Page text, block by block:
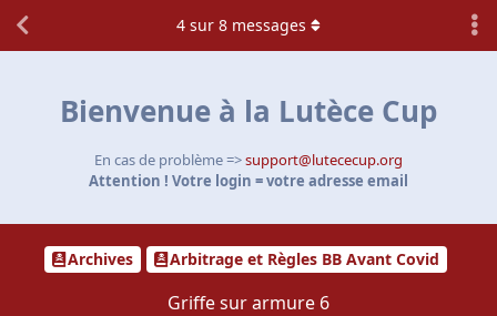
Bienvenue à la Lutèce Cup
En cas de problème =>support@lutececup.org
Attention ! Votre login = votre adresse email
Archives Arbitrage et Règles BB Avant Covid
Griffe sur armure 6
4 sur 8 messages